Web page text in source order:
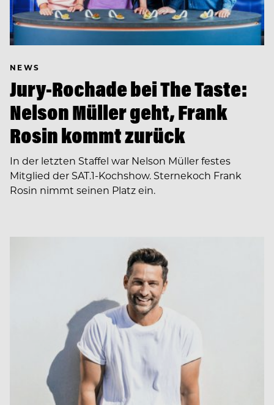
NEWS
Jury-Rochade bei The Taste:
Nelson Müller geht, Frank
Rosin kommt zurück
In der letzten Staffel war Nelson Müller festes
Mitglied der SAT.1-Kochshow. Sternekoch Frank
Rosin nimmt seinen Platz ein.